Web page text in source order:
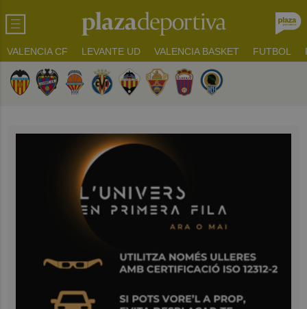
VALENCIA CF LEVANTE UD VALENCIA BASKET FUTBOL